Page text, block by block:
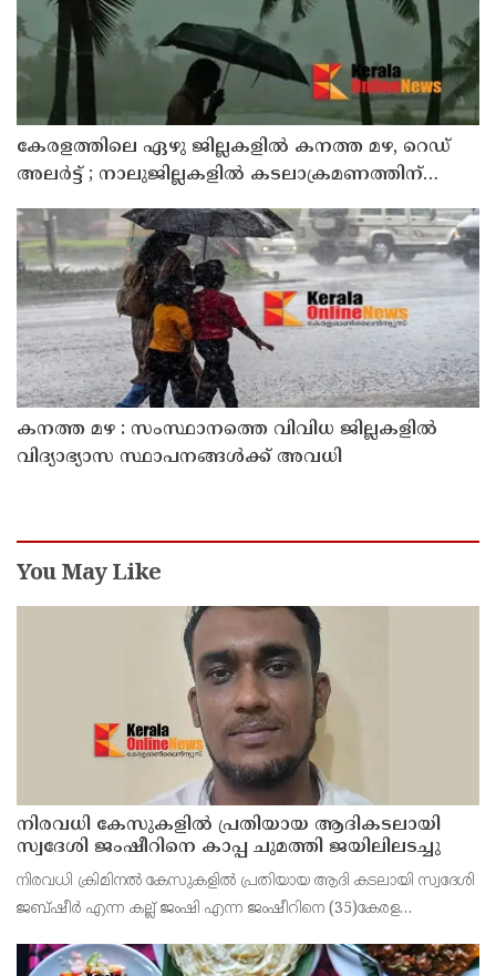
കേരളത്തിലെ ഏഴു ജില്ലകളിൽ കനത്ത മഴ, റെഡ്
അലർട്ട് ; നാലുജില്ലകളിൽ കടലാക്രമണത്തിന്
സാധ്യത
കനത്ത മഴ : സംസ്ഥാനത്തെ വിവിധ ജില്ലകളിൽ
വിദ്യാഭ്യാസ സ്ഥാപനങ്ങൾക്ക് അവധി
You May Like
നിരവധി കേസുകളിൽ പ്രതിയായ ആദികടലായി
സ്വദേശി ജംഷീറിനെ കാപ്പ ചുമത്തി ജയിലിലടച്ചു
നിരവധി ക്രിമിനൽ കേസുകളിൽ പ്രതിയായ ആദി കടലായി സ്വദേശി
ജബ്ഷീർ എന്ന കല്ല് ജംഷി എന്ന ജംഷീറിനെ (35)കേരള
കണ്ണൂർ സെൻട്രൽ ജയിലിലടച്ചു.